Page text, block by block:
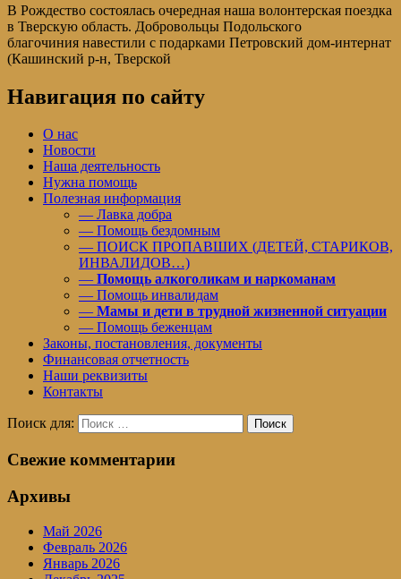
В Рождество состоялась очередная наша волонтерская поездка
в Тверскую область. Добровольцы Подольского
благочиния навестили с подарками Петровский дом-интернат
(Кашинский р-н, Тверской
Навигация по сайту
О нас
Новости
Наша деятельность
Нужна помощь
Полезная информация
— Лавка добра
— Помощь бездомным
— ПОИСК ПРОПАВШИХ (ДЕТЕЙ, СТАРИКОВ,
ИНВАЛИДОВ…)
— Помощь алкоголикам и наркоманам
— Помощь инвалидам
— Мамы и дети в трудной жизненной ситуации
— Помощь беженцам
Законы, постановления, документы
Финансовая отчетность
Наши реквизиты
Контакты
Поиск для: Поиск
Свежие комментарии
Архивы
Май 2026
Февраль 2026
Январь 2026